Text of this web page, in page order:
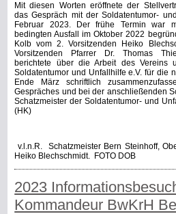
Mit diesen Worten eröffnete der
das Gespräch mit der Soldatentumor-
Februar 2023. Der frühe Termin war
bedingten Ausfall im Oktober 2022
Kolb vom 2. Vorsitzenden Heiko
Vorsitzenden Pfarrer Dr. Thomas
berichtete über die Arbeit des Vereins
Soldatentumor und Unfallhilfe e.V. für die
Ende März schriftlich
Gespräches und bei der anschließenden
Schatzmeister der Soldatentumor- und
(HK)
v.l.n.R. Schatzmeister Bern Steinhoff,
Heiko Blechschmidt. FOTO DOB
2023
Kommandeur BwKrH